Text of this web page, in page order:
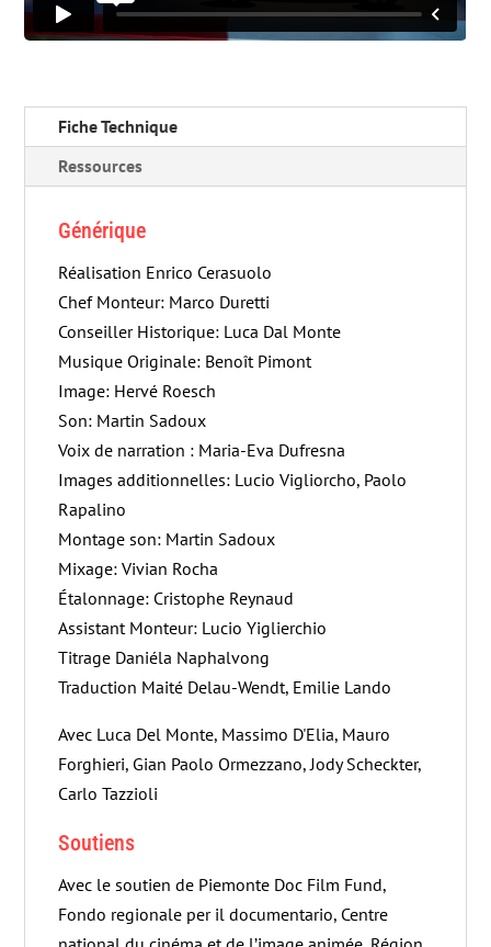
Fiche Technique
Ressources
Générique
Réalisation Enrico Cerasuolo
Chef Monteur: Marco Duretti
Conseiller Historique: Luca Dal Monte
Musique Originale: Benoît Pimont
Image: Hervé Roesch
Son: Martin Sadoux
Voix de narration : Maria-Eva Dufresna
Images additionnelles: Lucio Vigliorcho, Paolo
Rapalino
Montage son: Martin Sadoux
Mixage: Vivian Rocha
Étalonnage: Cristophe Reynaud
Assistant Monteur: Lucio Yiglierchio
Titrage Daniéla Naphalvong
Traduction Maité Delau-Wendt, Emilie Lando
Avec Luca Del Monte, Massimo D'Elia, Mauro
Forghieri, Gian Paolo Ormezzano, Jody Scheckter,
Carlo Tazzioli
Soutiens
Avec le soutien de Piemonte Doc Film Fund,
Fondo regionale per il documentario, Centre